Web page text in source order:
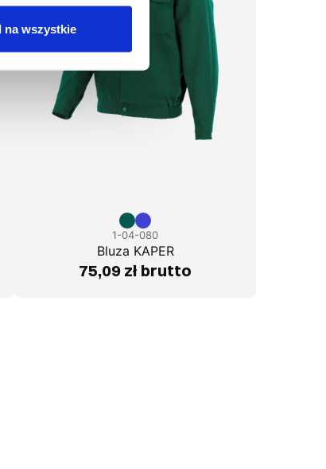
na wszystkie
1-04-080
Bluza KAPER
75,09 zł brutto